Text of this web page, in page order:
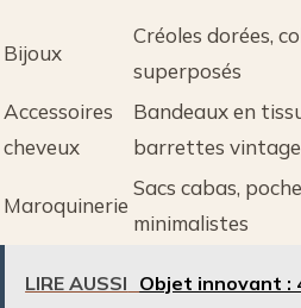
Bijoux
Créoles dorées,
superposés
Accessoires
cheveux
Bandeaux en
barrettes vintage
Maroquinerie
Sacs cabas,
minimalistes
LIRE AUSSI Objet innovant :